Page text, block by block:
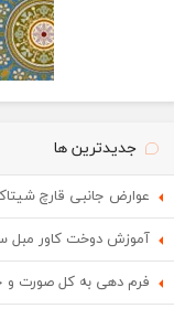
جدیدترین ها
عوارض جانبی قارچ
آموزش دوخت کاور مبل
فرم دهی به کل صورت و